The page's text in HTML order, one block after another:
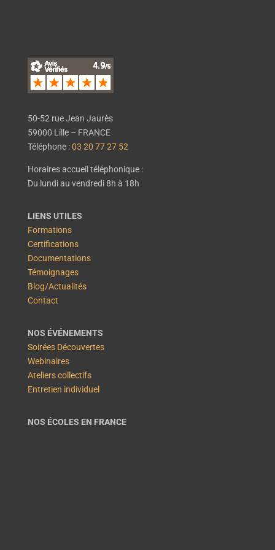
50-52 rue Jean Jaurès
59000 Lille – FRANCE
Téléphone :03 20 77 27 52
Horaires accueil téléphonique :
Du lundi au vendredi 8h à 18h
LIENS UTILES
Formations
Certifications
Documentations
Témoignages
Blog/Actualités
Contact
NOS ÉVÉNEMENTS
Soirées Découvertes
Webinaires
Ateliers collectifs
Entretien individuel
NOS ÉCOLES EN FRANCE